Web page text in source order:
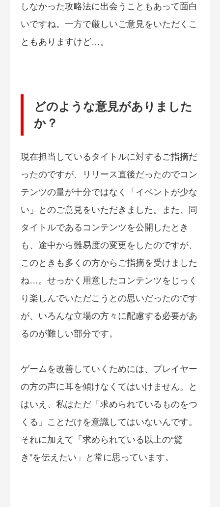
しなかった攻略法に出会うこともあって面白
いですね。一方で厳しいご意見をいただくこ
ともありますけど…。
どのような意見がありました
か？
現在担当しているタイトルに対するご指摘だ
ったのですが、リリース直後だったのでコン
テンツの量が十分ではなく「イベントが少な
い」とのご意見をいただきました。また、同
タイトルであるコンテンツを公開したとき
も、途中から難易度の変更をしたのですが、
このときも多くの方からご指摘を受けました
ね…。せっかく用意したコンテンツをじっく
り楽しんでいただこうとの思いだったのです
が、いろんな立場の方々に配慮する必要があ
るのが難しい部分です。
ゲームを改善していくためには、プレイヤー
の方の声に耳を傾けなくてはいけません。と
はいえ、私はただ「求められているものをつ
くる」ことだけを意識してはいないんです。
それに加えて「求められている以上の“驚
き”を伝えたい」と常に思っています。